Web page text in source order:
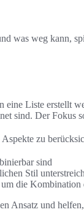
was weg kann,
Liste erstellt
sind. Der Fokus
zu
sind
Stil
die
Ansatz und